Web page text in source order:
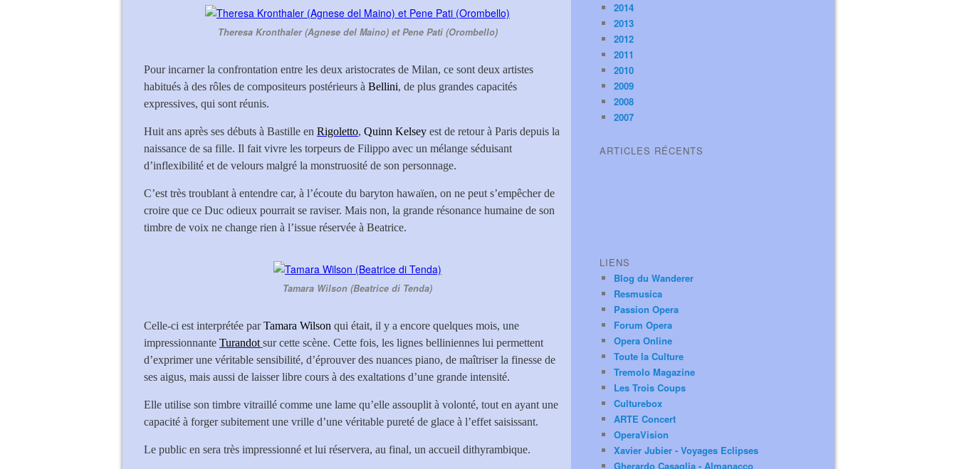
Theresa Kronthaler (Agnese del Maino) et Pene Pati (Orombello)
Pour incarner la confrontation entre les deux aristocrates de Milan, ce sont deux artistes
habitués à des rôles de compositeurs postérieurs à Bellini, de plus grandes capacités
expressives, qui sont réunis.
Huit ans après ses débuts à Bastille en Rigoletto, Quinn Kelsey est de retour à Paris depuis la
naissance de sa fille. Il fait vivre les torpeurs de Filippo avec un mélange séduisant
d’inflexibilité et de velours malgré la monstruosité de son personnage.
C’est très troublant à entendre car, à l’écoute du baryton hawaïen, on ne peut s’empêcher de
croire que ce Duc odieux pourrait se raviser. Mais non, la grande résonance humaine de son
timbre de voix ne change rien à l’issue réservée à Beatrice.
Tamara Wilson (Beatrice di Tenda)
Celle-ci est interprétée parTamara Wilson qui était, il y a encore quelques mois, une
impressionnante Turandot sur cette scène. Cette fois, les lignes belliniennes lui permettent
d’exprimer une véritable sensibilité, d’éprouver des nuances piano, de maîtriser la finesse de
ses aigus, mais aussi de laisser libre cours à des exaltations d’une grande intensité.
Elle utilise son timbre vitraillé comme une lame qu’elle assouplit à volonté, tout en ayant une
capacité à forger subitement une vrille d’une véritable pureté de glace à l’effet saisissant.
Le public en sera très impressionné et lui réservera, au final, un accueil dithyrambique.
2014
2013
2012
2011
2010
2009
2008
2007
ARTICLES RÉCENTS
LIENS
Blog du Wanderer
Resmusica
Passion Opera
Forum Opera
Opera Online
Toute la Culture
Tremolo Magazine
Les Trois Coups
Culturebox
ARTE Concert
OperaVision
Xavier Jubier - Voyages Eclipses
Gherardo Casaglia - Almanacco